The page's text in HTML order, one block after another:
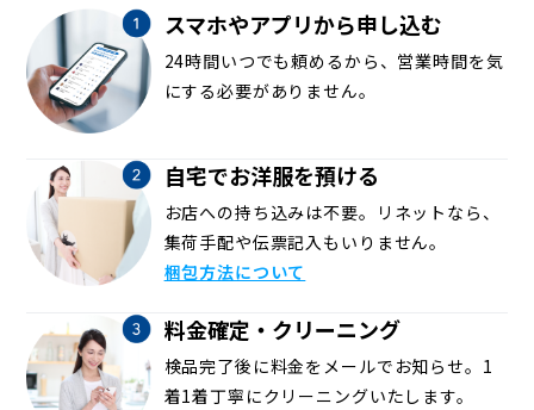
スマホやアプリから申し込む
24時間いつでも頼めるから、営業時間を気
にする必要がありません。
自宅でお洋服を預ける
お店への持ち込みは不要。リネットなら、
集荷手配や伝票記入もいりません。
梱包方法について
料金確定・クリーニング
検品完了後に料金をメールでお知らせ。1
着1着丁寧にクリーニングいたします。